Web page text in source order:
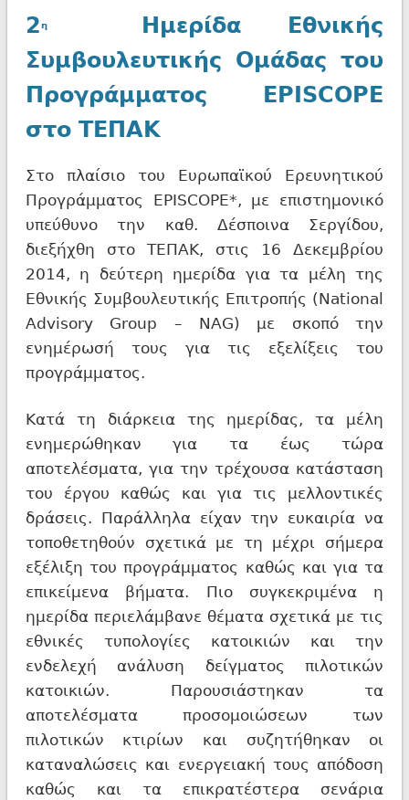
2ηΗμερίδα Εθνικής
Συμβουλευτικής Ομάδας του
Προγράμματος EPISCOPE
στο ΤΕΠΑΚ
Στo πλαίσιο του Ευρωπαϊκού Ερευνητικού
Προγράμματος EPISCOPE*, με επιστημονικό
υπεύθυνο την καθ. Δέσποινα Σεργίδου,
διεξήχθη στο ΤΕΠΑΚ, στις 16 Δεκεμβρίου
2014, η δεύτερη ημερίδα για τα μέλη της
Εθνικής Συμβουλευτικής Επιτροπής (National
Advisory Group – NAG) με σκοπό την
ενημέρωσή τους για τις εξελίξεις του
προγράμματος.
Κατά τη διάρκεια της ημερίδας, τα μέλη
ενημερώθηκαν για τα έως τώρα
αποτελέσματα, για την τρέχουσα κατάσταση
του έργου καθώς και για τις μελλοντικές
δράσεις. Παράλληλα είχαν την ευκαιρία να
τοποθετηθούν σχετικά με τη μέχρι σήμερα
εξέλιξη του προγράμματος καθώς και για τα
επικείμενα βήματα. Πιο συγκεκριμένα η
ημερίδα περιελάμβανε θέματα σχετικά με τις
εθνικές τυπολογίες κατοικιών και την
ενδελεχή ανάλυση δείγματος πιλοτικών
κατοικιών. Παρουσιάστηκαν τα
αποτελέσματα προσομοιώσεων των
πιλοτικών κτιρίων και συζητήθηκαν οι
καταναλώσεις και ενεργειακή τους απόδοση
καθώς και τα επικρατέστερα σενάρια